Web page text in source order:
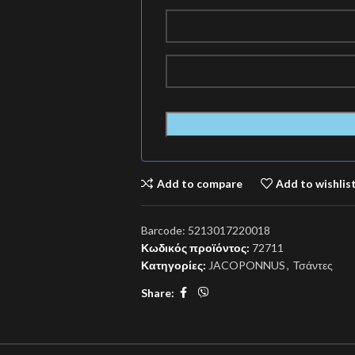
Add to compare Add to
Barcode: 5213017220018
Κωδικός προϊόντος: 72711
Κατηγορίες: JACOPONNUS, Τσάντες
Share: